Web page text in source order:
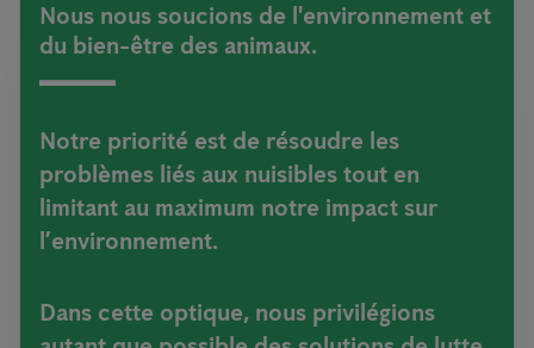
Nous nous soucions de l'environnement et
du bien-être des animaux.
Notre priorité est de résoudre les
problèmes liés aux nuisibles tout en
limitant au maximum notre impact sur
l’environnement.
Dans cette optique, nous privilégions